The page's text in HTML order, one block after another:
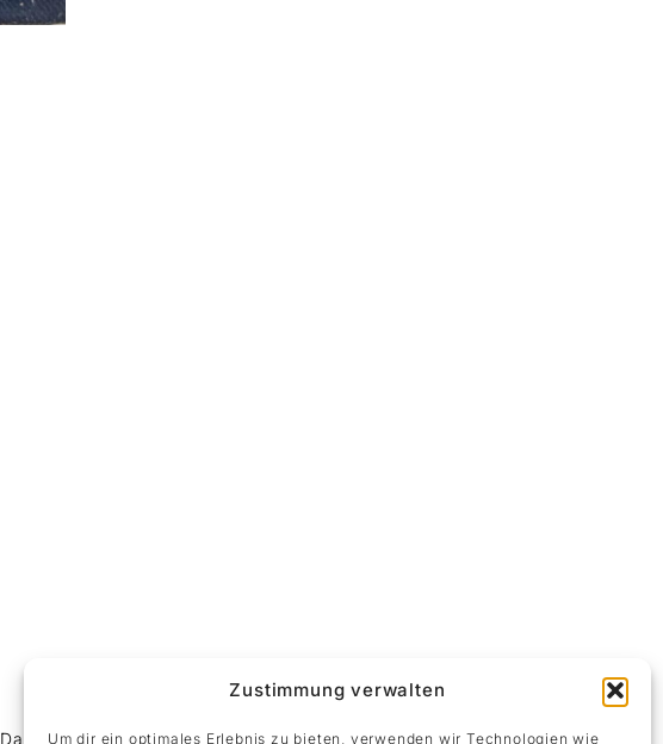
Zustimmung verwalten
Um dir ein optimales Erlebnis zu bieten, verwenden wir Technologien wie
Datenschutz Impressum